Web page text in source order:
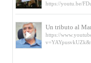
https://youtu.be/
Un tributo al
https://